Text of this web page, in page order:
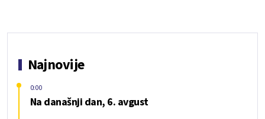
Najnovije
Na današnji dan, 6. avgust
0:00